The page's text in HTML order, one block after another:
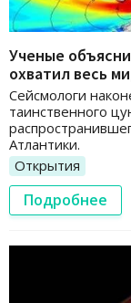
Ученые
охватил весь
Сейсмологи
таинственного
Атлантики.
Открытия
Подробнее